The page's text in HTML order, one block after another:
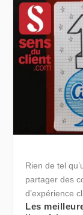
Rien de tel
partager des
d’expérience
Les